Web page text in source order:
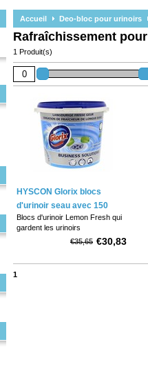
Accueil Deo-bloc pour urinoirs
Rafraîchissement
1 Produit(s)
HYSCON Glorix blocs
d'urinoir seau avec 150
pièces
Blocs d'urinoir Lemon Fresh qui
gardent les urinoirs
constamment frais et empêchent
les dépôts d'urine et de calcaire.
€30,83
€35,65
1